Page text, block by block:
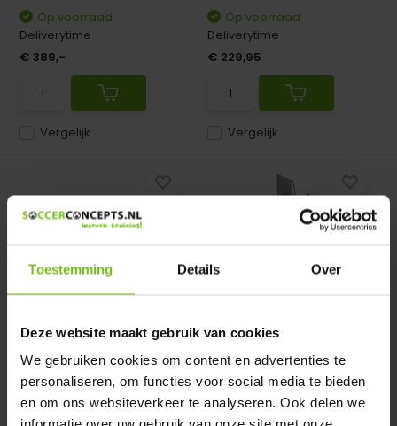
Toestemming Details Over
Deze website maakt gebruik van cookies
We gebruiken cookies om content en advertenties te
personaliseren, om functies voor social media te bieden
en om ons websiteverkeer te analyseren. Ook delen we
Vergelijk
Op voorraad
Deliverytime
€ 389,-
Vergelijk
Op voorraad
Deliverytime
€ 229,95
Scorebord Multi Sport
Scorebord Multi Sport
Draagbaar: Geschikt voor 1...
Op voorraad
Deliverytime
Basketbalpaal staalverzinkt
Op voorraad
Deliverytime